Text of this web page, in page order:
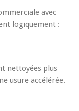
avec
logiquement :
nettoyées plus
usure accélérée.